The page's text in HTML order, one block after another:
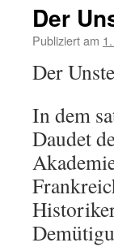
Der
Publiziert am
Der
In dem
Daudet